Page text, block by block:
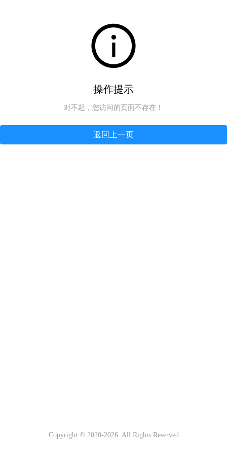
操作提示
对不起，您访问的页面不存在！
返回上一页
Copyright © 2020-2026. All Rights Reserved